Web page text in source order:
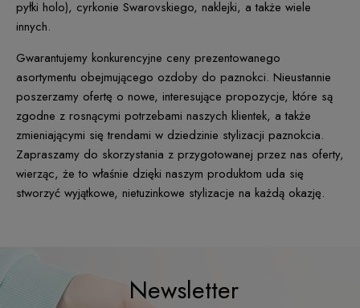
pyłki holo), cyrkonie Swarovskiego, naklejki, a także wiele
innych.
Gwarantujemy konkurencyjne ceny prezentowanego
asortymentu obejmującego ozdoby do paznokci. Nieustannie
poszerzamy ofertę o nowe, interesujące propozycje, które są
zgodne z rosnącymi potrzebami naszych klientek, a także
zmieniającymi się trendami w dziedzinie stylizacji paznokcia.
Zapraszamy do skorzystania z przygotowanej przez nas oferty,
wierząc, że to właśnie dzięki naszym produktom uda się
stworzyć wyjątkowe, nietuzinkowe stylizacje na każdą okazję.
Newsletter